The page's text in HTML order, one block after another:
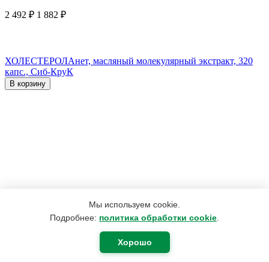
Мы используем cookie.
Подробнее: политика обработки cookie
Хорошо
2 492 ₽ 1 882 ₽
ХОЛЕСТЕРОЛАнет, масляный молекулярный экстракт, 320
капс., Сиб-КруК
В корзину